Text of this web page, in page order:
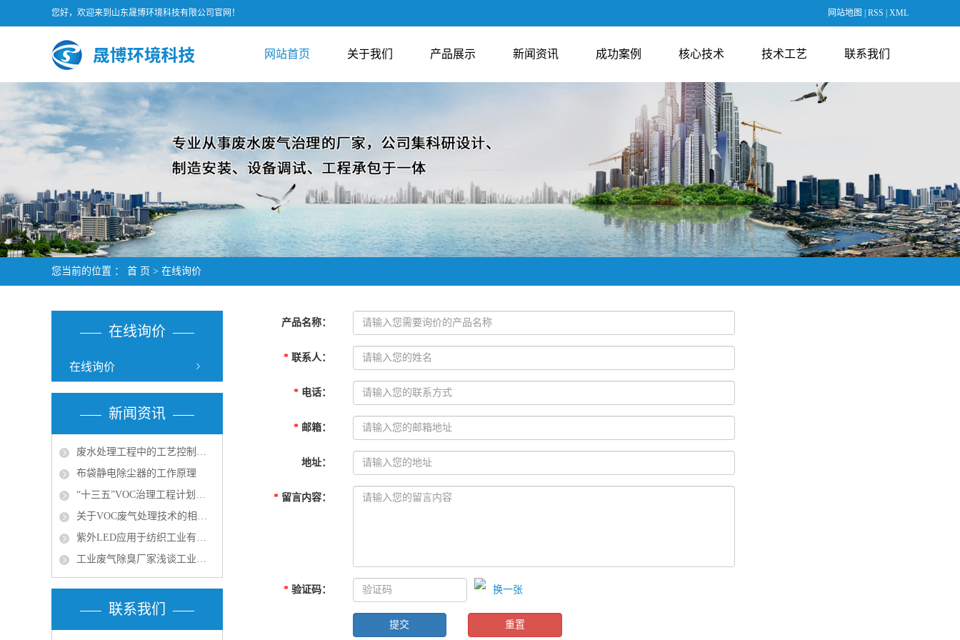
您好，欢迎来到山东晟博环境科技有限公司官网！ 网站地图 RSS XML
网站首页 关于我们 产品展示 新闻资讯 成功案例 核心技术 技术工艺 联系我们
您当前的位置 ： 首 页 > 在线询价
在线询价
在线询价
新闻资讯
废水处理工程中的工艺控制与优化策略
布袋静电除尘器的工作原理
“十三五”VOC治理工程计划带动环保涂料发展
关于VOC废气处理技术的相关思考
紫外LED应用于纺织工业有机废气处理的问题探讨
工业废气除臭厂家浅谈工业尾气脱硫处理
联系我们
产品名称：
* 联系人：
* 电话：
* 邮箱：
地址：
* 留言内容：
* 验证码： 换一张